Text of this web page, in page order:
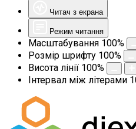
Читач з екрана
Режим читання
Масштабування 100%
Розмір шрифту 100%
Висота лінії 100%
Інтервал між літерами